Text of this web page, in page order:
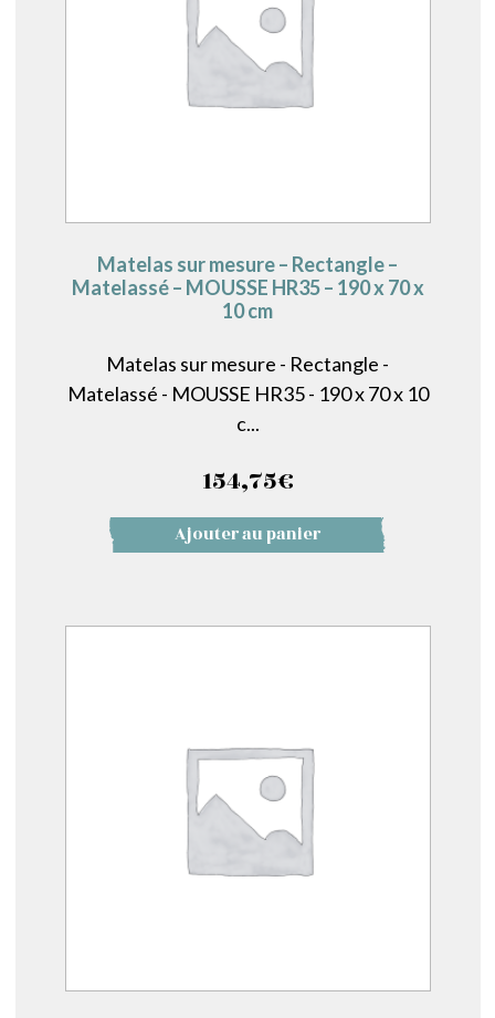
Matelas sur mesure – Rectangle –
Matelassé – MOUSSE HR35 – 190 x 70 x
10 cm
Matelas sur mesure - Rectangle -
Matelassé - MOUSSE HR35 - 190 x 70 x 10
c...
154,75€
Ajouter au panier